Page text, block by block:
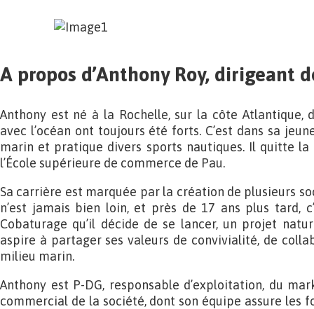
A propos d’Anthony Roy, dirigeant
Anthony est né à la Rochelle, sur la côte Atlantique,
avec l’océan ont toujours été forts. C’est dans sa
marin et pratique divers sports nautiques. Il quitte
l’École supérieure de commerce de Pau.
Sa carrière est marquée par la création de plusieurs
n’est jamais bien loin, et près de 17 ans plus tard,
Cobaturage qu’il décide de se lancer, un projet
aspire à partager ses valeurs de convivialité, de
milieu marin.
Anthony est P-DG, responsable d’exploitation, du
commercial de la société, dont son équipe assure les